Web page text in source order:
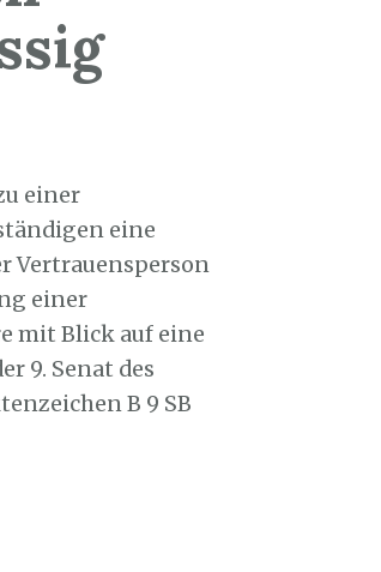
einer
eine
Vertrauensperson
einer
mit Blick auf eine
9. Senat des
B 9 SB